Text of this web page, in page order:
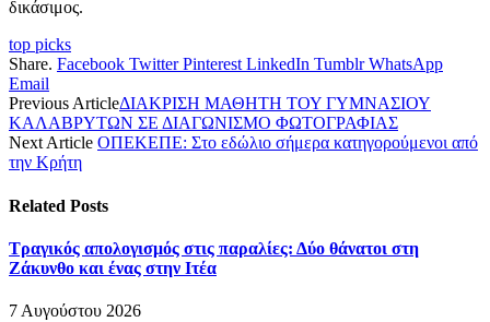
δικάσιμος.
top picks
Share. Facebook Twitter Pinterest LinkedIn Tumblr WhatsApp
Email
Previous ArticleΔΙΑΚΡΙΣΗ ΜΑΘΗΤΗ ΤΟΥ ΓΥΜΝΑΣΙΟΥ
ΚΑΛΑΒΡΥΤΩΝ ΣΕ ΔΙΑΓΩΝΙΣΜΟ ΦΩΤΟΓΡΑΦΙΑΣ
Next Article OΠΕΚΕΠΕ: Στο εδώλιο σήμερα κατηγορούμενοι από
την Κρήτη
Related Posts
Τραγικός απολογισμός στις παραλίες: Δύο θάνατοι στη
Ζάκυνθο και ένας στην Ιτέα
7 Αυγούστου 2026